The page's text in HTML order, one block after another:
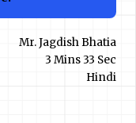
Mr. Jagdish Bhatia
3 Mins 33 Sec
Hindi